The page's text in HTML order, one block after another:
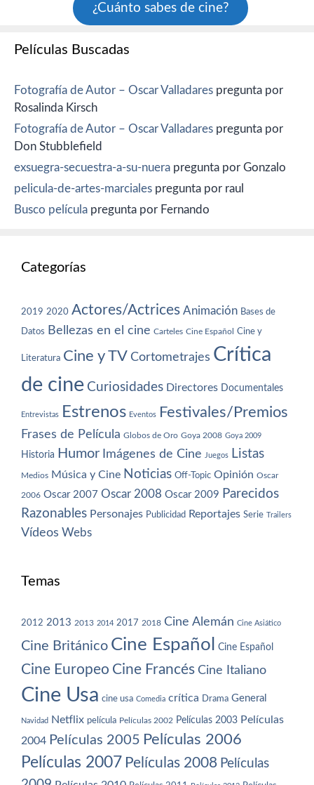
¿Cuánto sabes de cine?
Películas Buscadas
Fotografía de Autor – Oscar Valladares pregunta por
Rosalinda Kirsch
Fotografía de Autor – Oscar Valladares pregunta por
Don Stubblefield
exsuegra-secuestra-a-su-nuera pregunta por Gonzalo
pelicula-de-artes-marciales pregunta por raul
Busco película pregunta por Fernando
Categorías
2019 2020 Actores/Actrices Animación Bases de
Datos Bellezas en el cine Carteles Cine Español Cine y
Literatura Cine y TV Cortometrajes Crítica
de cine Curiosidades Directores Documentales
Entrevistas Estrenos Eventos Festivales/Premios
Frases de Película Globos de Oro Goya 2008 Goya 2009
Historia Humor Imágenes de Cine Juegos Listas
Medios Música y Cine Noticias Off-Topic Opinión Oscar
2006 Oscar 2007 Oscar 2008 Oscar 2009 Parecidos
Razonables Personajes Publicidad Reportajes Serie Trailers
Vídeos Webs
Temas
2012 2013 2013 2014 2017 2018 Cine Alemán Cine Asiático
Cine Británico Cine Español Cine Español
Cine Europeo Cine Francés Cine Italiano
Cine Usa cine usa Comedia crítica Drama General
Navidad Netflix película Películas 2002 Películas 2003 Películas
2004 Películas 2005 Películas 2006
Películas 2007 Películas 2008 Películas